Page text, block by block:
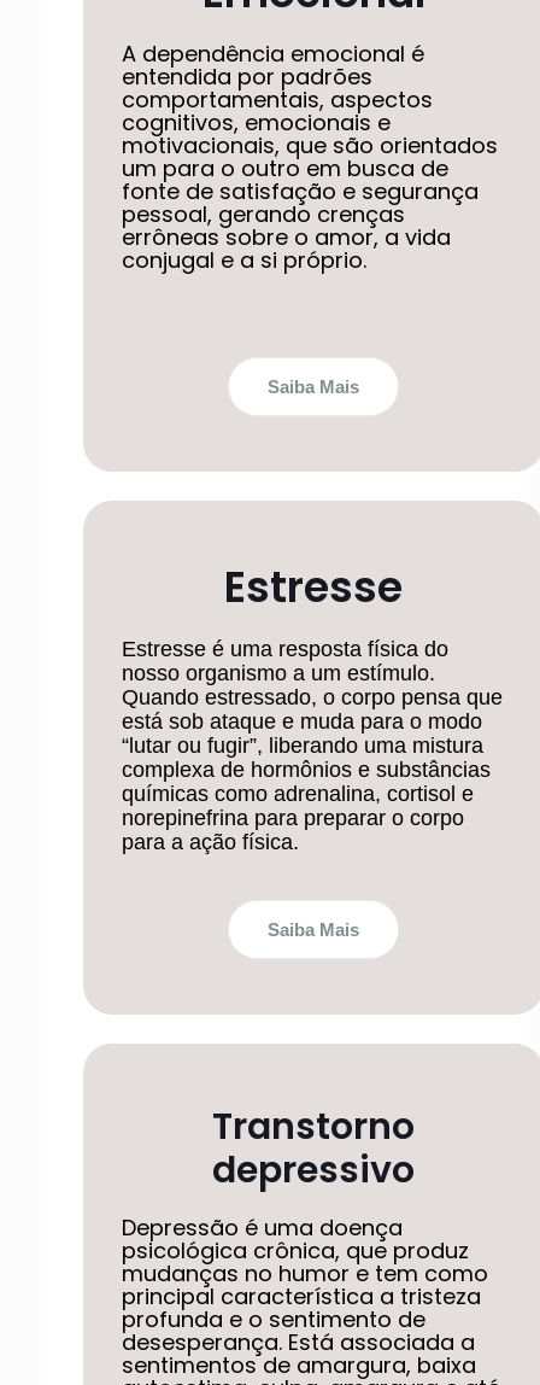
A dependência emocional é
entendida por padrões
comportamentais, aspectos
cognitivos, emocionais e
motivacionais, que são orientados
um para o outro em busca de
fonte de satisfação e segurança
pessoal, gerando crenças
errôneas sobre o amor, a vida
conjugal e a si próprio.
Saiba Mais
Estresse
Estresse é uma resposta física do
nosso organismo a um estímulo.
Quando estressado, o corpo pensa que
está sob ataque e muda para o modo
“lutar ou fugir”, liberando uma mistura
complexa de hormônios e substâncias
químicas como adrenalina, cortisol e
norepinefrina para preparar o corpo
para a ação física.
Saiba Mais
Transtorno
depressivo
Depressão é uma doença
psicológica crônica, que produz
mudanças no humor e tem como
principal característica a tristeza
profunda e o sentimento de
desesperança. Está associada a
sentimentos de amargura, baixa